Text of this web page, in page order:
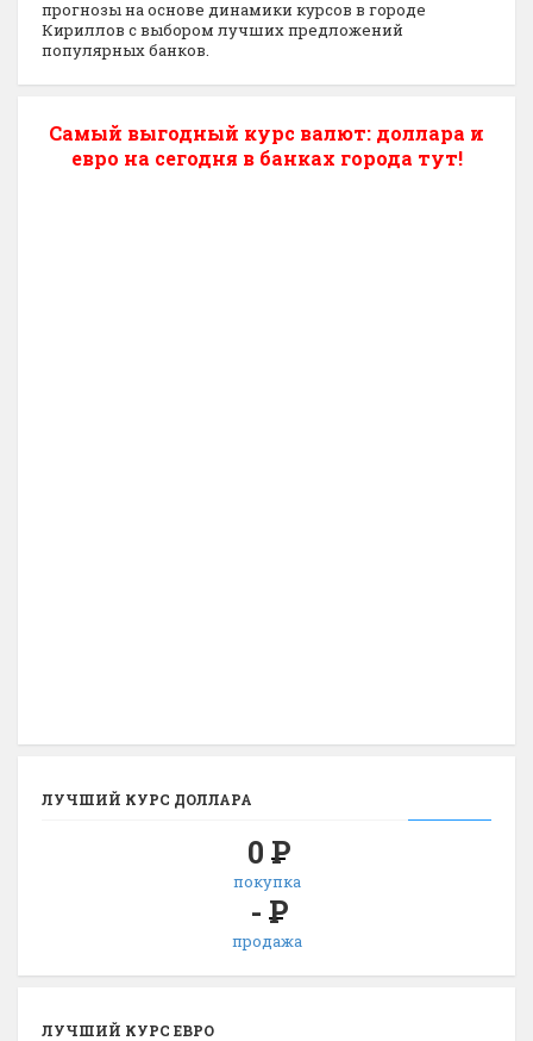
прогнозы на основе динамики курсов в городе
Кириллов с выбором лучших предложений
популярных банков.
Самый выгодный курс валют: доллара и
евро на сегодня в банках города тут!
ЛУЧШИЙ КУРС ДОЛЛАРА
0 Р
покупка
- Р
продажа
ЛУЧШИЙ КУРС ЕВРО